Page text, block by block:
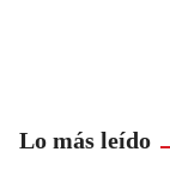
Lo más leído